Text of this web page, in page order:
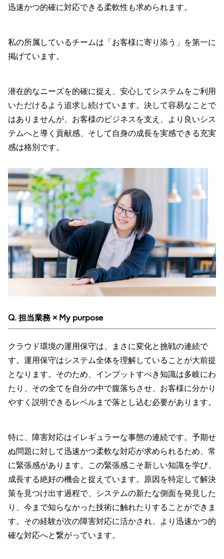
迅速かつ的確に対応できる柔軟性も求められます。
私の所属しているチームは「お客様に寄り添う」を第一に
掲げています。
潜在的なニーズを的確に捉え、安心してシステムをご利用
いただけるよう追求し続けています。決して容易なことで
はありませんが、お客様のビジネスを支え、より良いシス
テムへと導く貢献感、そして自身の成長を実感できる充実
感は格別です。
Q. 担当業務 × My purpose
クラウド環境の運用保守は、まさに変化と挑戦の連続で
す。運用保守はシステム全体を理解していることが大前提
となります。そのため、インプットすべき知識は多岐にわ
たり、その全てを自分の中で腹落ちさせ、お客様に分かり
やすく説明できるレベルまで落とし込む必要があります。
特に、障害対応はイレギュラーな事態の連続です。予期せ
ぬ問題に対して迅速かつ柔軟な対応が求められるため、常
に緊張感があります。この緊張感こそ新しい知識を学び、
成長する絶好の機会と捉えています。原因を特定して解決
策を見つけ出す過程で、システムの新たな側面を発見した
り、今まで知らなかった技術に触れたりすることができま
す。その経験が次の障害対応に活かされ、より迅速かつ的
確な対応へと繋がっています。